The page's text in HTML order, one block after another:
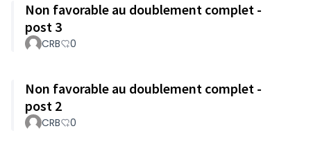
Non favorable au doublement complet -
post 3
CRB 0
Non favorable au doublement complet -
post 2
CRB 0